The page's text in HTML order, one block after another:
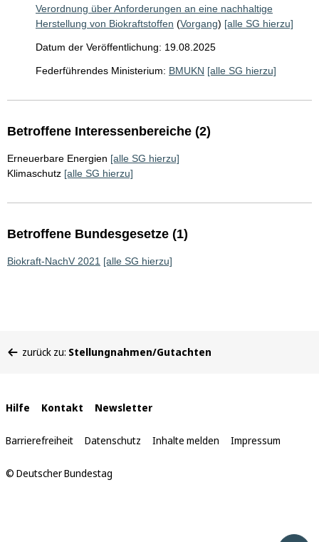
Verordnung über Anforderungen an eine nachhaltige
Herstellung von Biokraftstoffen (Vorgang) [alle SG hierzu]
Datum der Veröffentlichung: 19.08.2025
Federführendes Ministerium: BMUKN [alle SG hierzu]
Betroffene Interessenbereiche (2)
Erneuerbare Energien [alle SG hierzu]
Klimaschutz [alle SG hierzu]
Betroffene Bundesgesetze (1)
Biokraft-NachV 2021 [alle SG hierzu]
befinden
zurück zu: Stellungnahmen/Gutachten
Interne
Links
Hilfe Kontakt Newsletter
Barrierefreiheit Datenschutz Inhalte melden Impressum
© Deutscher Bundestag